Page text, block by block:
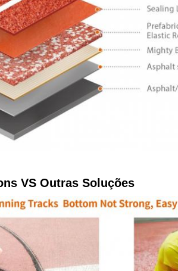
VS Outras Soluções